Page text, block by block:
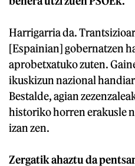
Harrigarria da.
[Espainian] gobernatzen
aprobetxatuko zuten.
ikuskizun nazional
Bestalde, agian
historiko horren erakusle
izan zen.
Zergatik ahaztu da